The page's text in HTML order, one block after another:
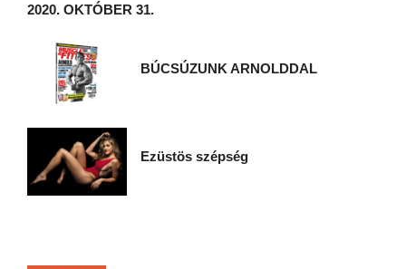
2020. OKTÓBER 31.
BÚCSÚZUNK ARNOLDDAL
Ezüstös szépség